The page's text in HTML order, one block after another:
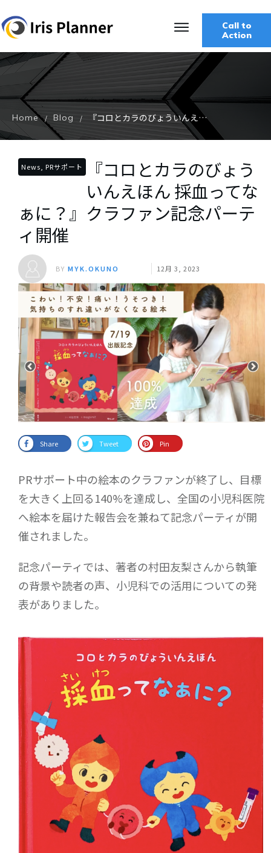
Call to
Action
Home / Blog / 『コロとカラのびょういんえほん 採血ってなぁに？』クラファン記念パーティ開催
News, PRサポート 『コロとカラのびょう
いんえほん 採血ってな
ぁに？』クラファン記念パーテ
ィ開催
BY MYK.OKUNO 12月 3, 2023
Share Tweet Pin
PRサポート中の絵本のクラファンが終了し、目標
を大きく上回る140%を達成し、全国の小児科医院
へ絵本を届けた報告会を兼ねて記念パーティが開
催されました。
記念パーティでは、著者の村田友梨さんから執筆
の背景や読者の声、小児科での活用についての発
表がありました。